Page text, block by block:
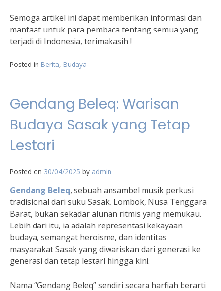
Semoga artikel ini dapat memberikan informasi dan
manfaat untuk para pembaca tentang semua yang
terjadi di Indonesia, terimakasih !
Posted in Berita, Budaya
Gendang Beleq: Warisan
Budaya Sasak yang Tetap
Lestari
Posted on 30/04/2025 by admin
Gendang Beleq, sebuah ansambel musik perkusi
tradisional dari suku Sasak, Lombok, Nusa Tenggara
Barat, bukan sekadar alunan ritmis yang memukau.
Lebih dari itu, ia adalah representasi kekayaan
budaya, semangat heroisme, dan identitas
masyarakat Sasak yang diwariskan dari generasi ke
generasi dan tetap lestari hingga kini.
Nama “Gendang Beleq” sendiri secara harfiah berarti